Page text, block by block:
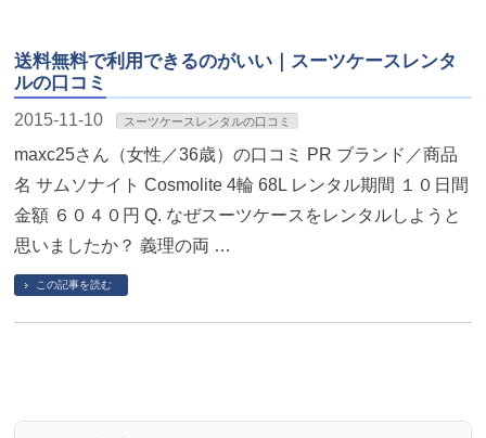
送料無料で利用できるのがいい｜スーツケースレンタ
ルの口コミ
2015-11-10 スーツケースレンタルの口コミ
maxc25さん（女性／36歳）の口コミ PR ブランド／商品
名 サムソナイト Cosmolite 4輪 68L レンタル期間 １０日間
金額 ６０４０円 Q. なぜスーツケースをレンタルしようと
思いましたか？ 義理の両 …
この記事を読む